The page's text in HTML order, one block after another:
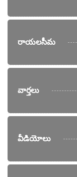
రాయలసీమ
వార్తలు
వీడియోలు